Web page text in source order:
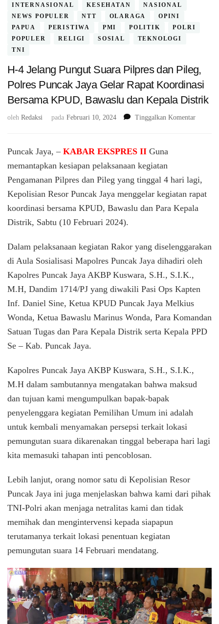
INTERNASIONAL
KESEHATAN
NASIONAL
NEWS POPULER
NTT OLARAGA
OPINI
PAPUA
PERISTIWA PMI POLITIK
POLRI
POPULER
RELIGI SOSIAL
TEKNOLOGI
TNI
H-4 Jelang Pungut Suara Pilpres dan Pileg,
Polres Puncak Jaya Gelar Rapat Koordinasi
Bersama KPUD, Bawaslu dan Kepala Distrik
oleh Redaksi pada Februari 10, 2024 Tinggalkan Komentarpada
Pilpres
Pileg,
Polres
Rapat
Bawaslu
Distrik
Puncak Jaya, – KABAR EKSPRES II Guna
memantapkan kesiapan pelaksanaan kegiatan
Pengamanan Pilpres dan Pileg yang tinggal 4 hari lagi,
Kepolisian Resor Puncak Jaya menggelar kegiatan rapat
koordinasi bersama KPUD, Bawaslu dan Para Kepala
Distrik, Sabtu (10 Februari 2024).
Dalam pelaksanaan kegiatan Rakor yang diselenggarakan
di Aula Sosialisasi Mapolres Puncak Jaya dihadiri oleh
Kapolres Puncak Jaya AKBP Kuswara, S.H., S.I.K.,
M.H, Dandim 1714/PJ yang diwakili Pasi Ops Kapten
Inf. Daniel Sine, Ketua KPUD Puncak Jaya Melkius
Wonda, Ketua Bawaslu Marinus Wonda, Para Komandan
Satuan Tugas dan Para Kepala Distrik serta Kepala PPD
Se – Kab. Puncak Jaya.
Kapolres Puncak Jaya AKBP Kuswara, S.H., S.I.K.,
M.H dalam sambutannya mengatakan bahwa maksud
dan tujuan kami mengumpulkan bapak-bapak
penyelenggara kegiatan Pemilihan Umum ini adalah
untuk kembali menyamakan persepsi terkait lokasi
pemungutan suara dikarenakan tinggal beberapa hari lagi
kita memasuki tahapan inti pencoblosan.
Lebih lanjut, orang nomor satu di Kepolisian Resor
Puncak Jaya ini juga menjelaskan bahwa kami dari pihak
TNI-Polri akan menjaga netralitas kami dan tidak
memihak dan mengintervensi kepada siapapun
terutamanya terkait lokasi penentuan kegiatan
pemungutan suara 14 Februari mendatang.